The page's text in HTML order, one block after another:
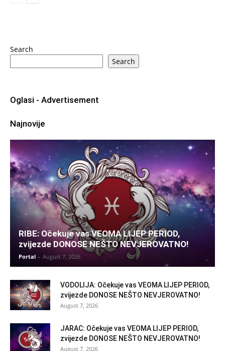
Search
Search
Oglasi - Advertisement
Najnovije
RIBE: Očekuje vas VEOMA LIJEP PERIOD,
zvijezde DONOSE NEŠTO NEVJEROVATNO!
Portal - August 7, 2026
VODOLIJA: Očekuje vas VEOMA LIJEP PERIOD,
zvijezde DONOSE NEŠTO NEVJEROVATNO!
August 7, 2026
JARAC: Očekuje vas VEOMA LIJEP PERIOD,
zvijezde DONOSE NEŠTO NEVJEROVATNO!
August 7, 2026